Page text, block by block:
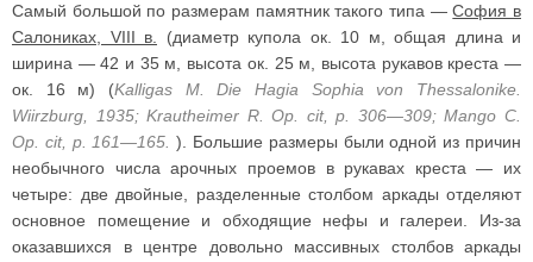
Самый большой по размерам памятник такого типа —София в
Салониках, VIII в.
(диаметр купола ок. 10 м, общая длина и
ширина — 42 и 35 м, высота ок. 25 м, высота рукавов креста —
ок. 16 м) (Kalligas M. Die Hagia Sophia von Thessalonike.
Wiirzburg, 1935; Krautheimer R. Op. cit, p. 306—309; Mango C.
Op. cit, p. 161—165. ). Большие размеры были одной из причин
необычного числа арочных проемов в рукавах креста — их
четыре: две двойные, разделенные столбом аркады отделяют
основное помещение и обходящие нефы и галереи. Из-за
оказавшихся в центре довольно массивных столбов аркады